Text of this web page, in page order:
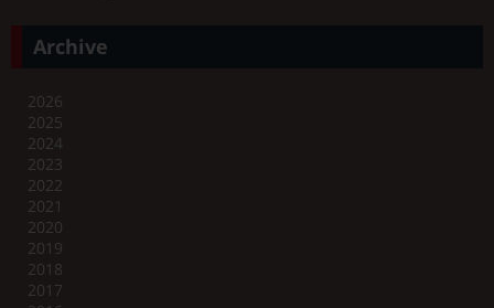
Archive
2026
2025
2024
2023
2022
2021
2020
2019
2018
2017